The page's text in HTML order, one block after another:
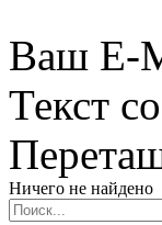
Ваш E-
Текст
Ничего не найдено